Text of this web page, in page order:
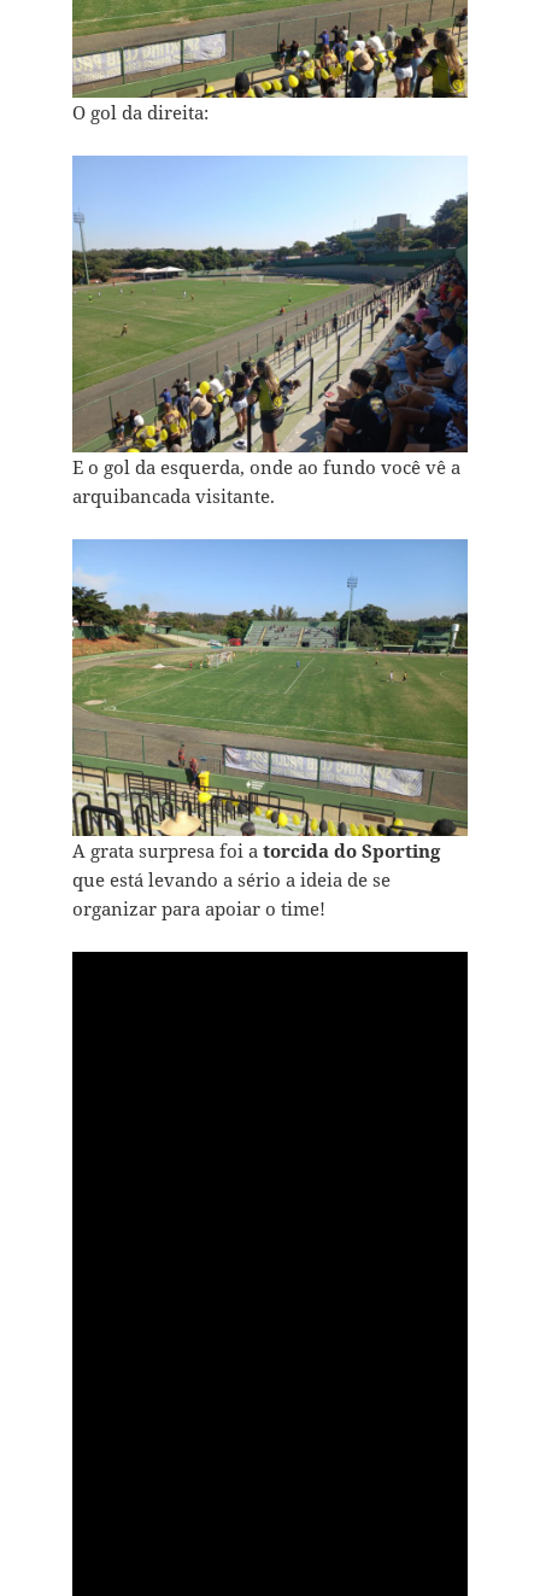
O gol da direita:
E o gol da esquerda, onde ao fundo você vê a
arquibancada visitante.
A grata surpresa foi a torcida do Sporting
que está levando a sério a ideia de se
organizar para apoiar o time!